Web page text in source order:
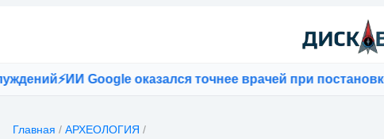
⚡ИИ Google оказался точнее врачей при постановке
Главная / АРХЕОЛОГИЯ /